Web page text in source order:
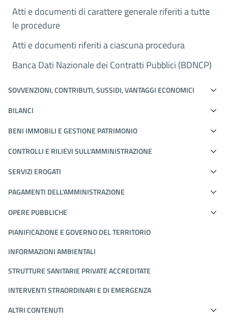
Atti e documenti di carattere generale riferiti a tutte
le procedure
Atti e documenti riferiti a ciascuna procedura
Banca Dati Nazionale dei Contratti Pubblici (BDNCP)
SOVVENZIONI, CONTRIBUTI, SUSSIDI, VANTAGGI ECONOMICI
BILANCI
BENI IMMOBILI E GESTIONE PATRIMONIO
CONTROLLI E RILIEVI SULL'AMMINISTRAZIONE
SERVIZI EROGATI
PAGAMENTI DELL'AMMINISTRAZIONE
OPERE PUBBLICHE
PIANIFICAZIONE E GOVERNO DEL TERRITORIO
INFORMAZIONI AMBIENTALI
STRUTTURE SANITARIE PRIVATE ACCREDITATE
INTERVENTI STRAORDINARI E DI EMERGENZA
ALTRI CONTENUTI